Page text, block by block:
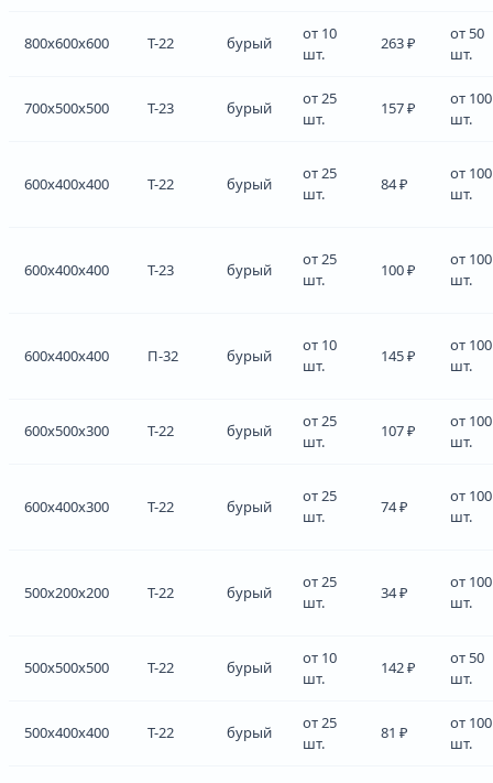
800x600x600 Т-22 бурый
от 10
шт.
263 ₽
от 50
шт.
700x500x500 Т-23 бурый
от 25
шт.
157 ₽
от 100
шт.
600x400x400 Т-22 бурый
от 25
шт.
84 ₽
от 100
шт.
600x400x400 Т-23 бурый
от 25
шт.
100 ₽
от 100
шт.
600x400x400 П-32 бурый
от 10
шт.
145 ₽
от 100
шт.
600x500x300 Т-22 бурый
от 25
шт.
107 ₽
от 100
шт.
600x400x300 Т-22 бурый
от 25
шт.
74 ₽
от 100
шт.
500x200x200 Т-22 бурый
от 25
шт.
34 ₽
от 100
шт.
500x500x500 Т-22 бурый
от 10
шт.
142 ₽
от 50
шт.
500x400x400 Т-22 бурый
от 25
шт.
81 ₽
от 100
шт.